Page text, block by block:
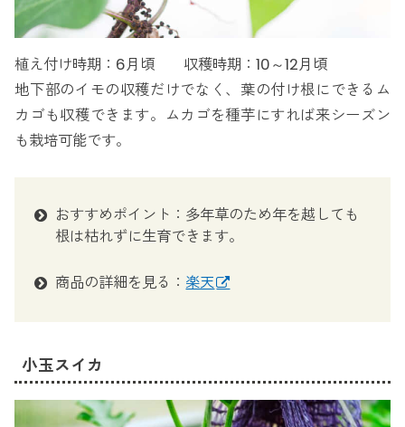
植え付け時期：6月頃 収穫時期：10～12月頃
地下部のイモの収穫だけでなく、葉の付け根にできるム
カゴも収穫できます。ムカゴを種芋にすれば来シーズン
も栽培可能です。
おすすめポイント：多年草のため年を越しても
根は枯れずに生育できます。
商品の詳細を見る： 楽天
小玉スイカ